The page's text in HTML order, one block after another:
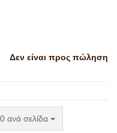
Δεν είναι προς πώληση
ανά σελίδα
σελίδα